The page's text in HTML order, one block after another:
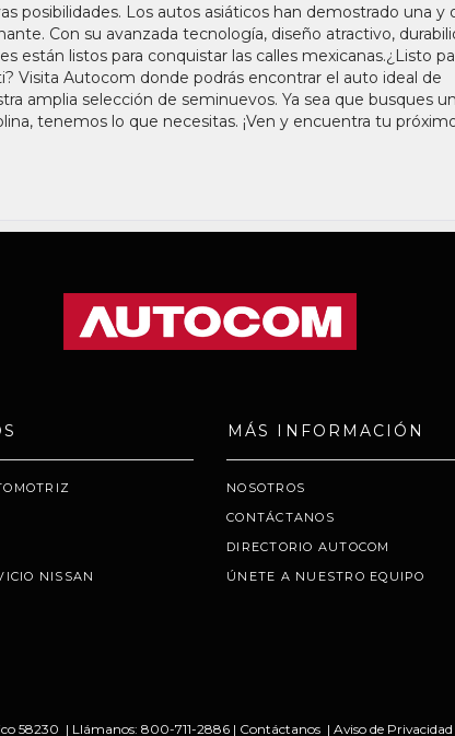
posibilidades. Los autos asiáticos han demostrado una y
Con su avanzada tecnología, diseño atractivo,
están listos para conquistar las calles mexicanas.¿Listo
Visita Autocom donde podrás encontrar el auto ideal de
amplia selección de seminuevos. Ya sea que busques
tenemos lo que necesitas. ¡Ven y encuentra tu
NISSAN
MÁS INFORMACIÓN
NOSOTROS
CONTÁCTANOS
DIRECTORIO AUTOCOM
ÚNETE A NUESTRO EQUIPO
58230 | Llámanos: 800-711-2886 | Contáctanos | Aviso de Privacidad